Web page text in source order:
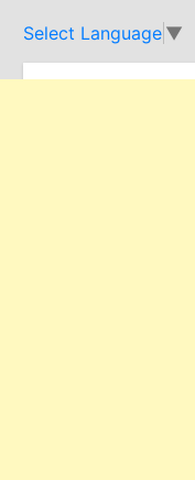
Select Language ▼